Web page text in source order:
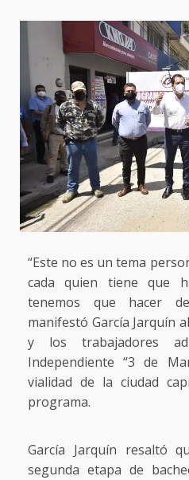
“Este no es un tema
cada quien tiene que
tenemos que hacer
manifestó García Jarquín
y los trabajadores
Independiente “3 de
vialidad de la ciudad
programa.
García Jarquín resaltó
segunda etapa de